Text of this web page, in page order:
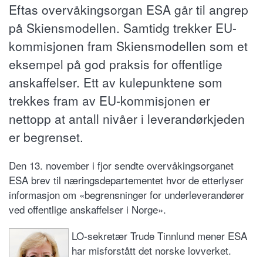
Eftas overvåkingsorgan ESA går til angrep
på Skiensmodellen. Samtidg trekker EU-
kommisjonen fram Skiensmodellen som et
eksempel på god praksis for offentlige
anskaffelser. Ett av kulepunktene som
trekkes fram av EU-kommisjonen er
nettopp at antall nivåer i leverandørkjeden
er begrenset.
Den 13. november i fjor sendte overvåkingsorganet
ESA brev til næringsdepartementet hvor de etterlyser
informasjon om «begrensninger for underleverandører
ved offentlige anskaffelser i Norge».
LO-sekretær Trude Tinnlund mener ESA
har misforstått det norske lovverket.